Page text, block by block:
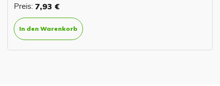
Preis: 7,93 €
In den Warenkorb